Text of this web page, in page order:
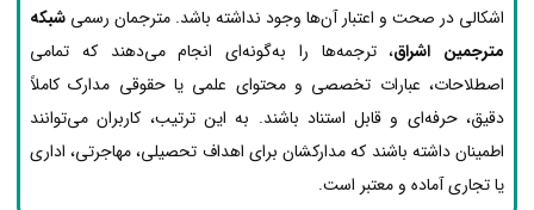
اشکالی در صحت و اعتبار آن‌ها وجود نداشته باشد. مترجمان رسمی شبکه
مترجمین اشراق، ترجمه‌ها را به‌گونه‌ای انجام می‌دهند که تمامی
اصطلاحات، عبارات تخصصی و محتوای علمی یا حقوقی مدارک کاملاً
دقیق، حرفه‌ای و قابل استناد باشند. به این ترتیب، کاربران می‌توانند
اطمینان داشته باشند که مدارکشان برای اهداف تحصیلی، مهاجرتی، اداری
یا تجاری آماده و معتبر است.